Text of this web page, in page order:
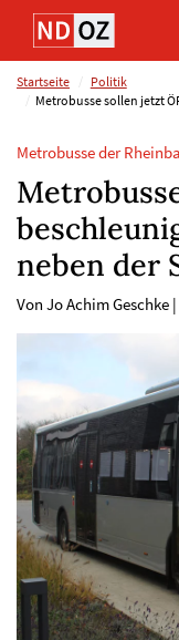
Direkt
Inhalt
(Eingabetaste)
Direkt
Hauptmenu
(Eingabetaste)
Direkt
Suche
(Eingabetaste)
Direkt
Footer
(Eingabetaste)
Startseite
Politik
Metrobusse sollen jetzt
Metrobusse der
neben der
Von Jo Achim Geschke |